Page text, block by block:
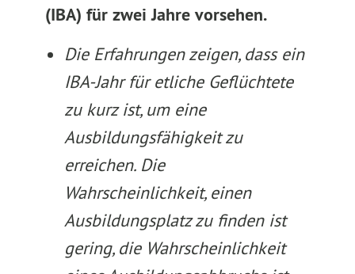
(IBA) für zwei Jahre vorsehen.
Die Erfahrungen zeigen, dass ein
IBA-Jahr für etliche Geflüchtete
zu kurz ist, um eine
Ausbildungsfähigkeit zu
erreichen. Die
Wahrscheinlichkeit, einen
Ausbildungsplatz zu finden ist
gering, die Wahrscheinlichkeit